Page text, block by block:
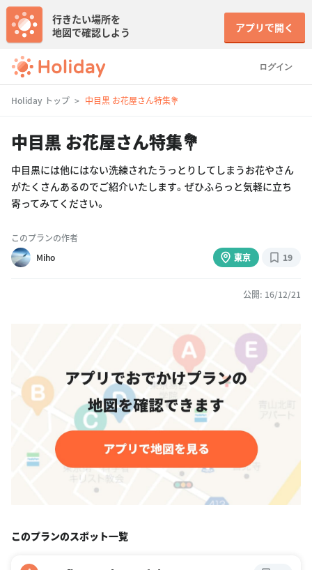
ログイン
行きたい場所を
地図で確認しよう
アプリで開く
Holiday トップ 中目黒 お花屋さん特集💐
中目黒 お花屋さん特集💐
中目黒には他にはない洗練されたうっとりしてしまうお花やさん
がたくさんあるのでご紹介いたします。ぜひふらっと気軽に立ち
寄ってみてください。
このプランの作者
Miho
東京 19
公開: 16/12/21
このプランのスポット一覧